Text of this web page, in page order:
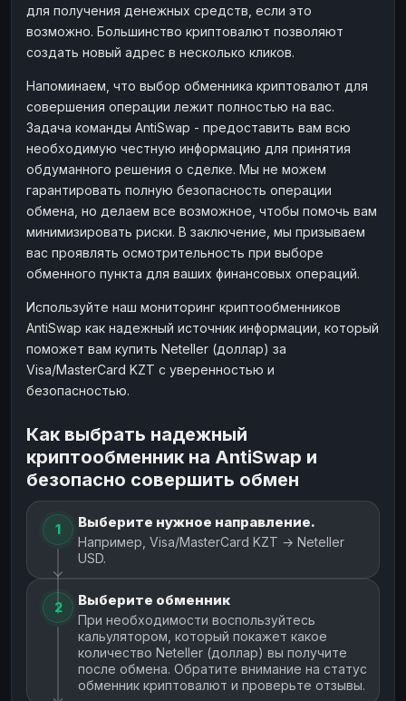
для получения денежных средств, если это
возможно. Большинство криптовалют позволяют
создать новый адрес в несколько кликов.
Напоминаем, что выбор обменника криптовалют для
совершения операции лежит полностью на вас.
Задача команды AntiSwap - предоставить вам всю
необходимую честную информацию для принятия
обдуманного решения о сделке. Мы не можем
гарантировать полную безопасность операции
обмена, но делаем все возможное, чтобы помочь вам
минимизировать риски. В заключение, мы призываем
вас проявлять осмотрительность при выборе
обменного пункта для ваших финансовых операций.
Используйте наш мониторинг криптообменников
AntiSwap как надежный источник информации, который
поможет вам купить Neteller (доллар) за
Visa/MasterCard KZT с уверенностью и
безопасностью.
Как выбрать надежный
криптообменник на AntiSwap и
безопасно совершить обмен
1 Выберите нужное направление.
Например, Visa/MasterCard KZT → Neteller
USD.
2 Выберите обменник
При необходимости воспользуйтесь
кальулятором, который покажет какое
количество Neteller (доллар) вы получите
после обмена. Обратите внимание на статус
обменник криптовалют и проверьте отзывы.